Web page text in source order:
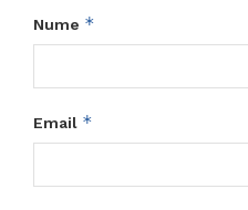
Nume *
Email *